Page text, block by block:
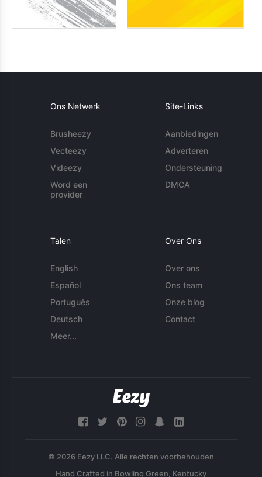
Ons Netwerk
Brusheezy
Vecteezy
Videezy
Word een
provider
Site-Links
Aanbiedingen
Adverteren
Ondersteuning
DMCA
Talen
English
Español
Português
Deutsch
Meer...
Over Ons
Over ons
Ons team
Onze blog
Contact
© 2026 Eezy LLC. Alle rechten voorbehouden